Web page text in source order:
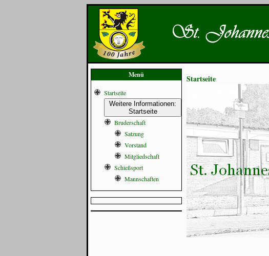
Menü
Startseite
Weitere Informationen:
Startseite
Bruderschaft
Satzung
Vorstand
Mitgliedschaft
Schießsport
Mannschaften
Startseite